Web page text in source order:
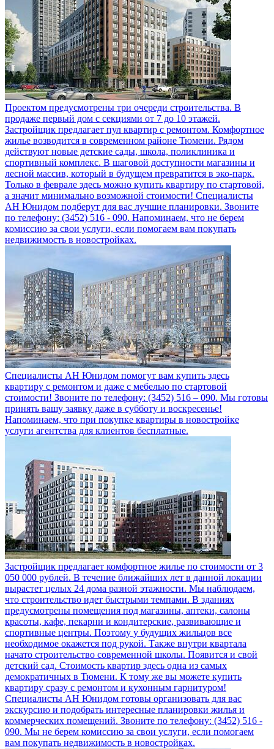
Проектом предусмотрены три очереди строительства. В
продаже первый дом с секциями от 7 до 10 этажей.
Застройщик предлагает пул квартир с ремонтом. Комфортное
жилье возводится в современном районе Тюмени. Рядом
действуют новые детские сады, школа, поликлиника и
спортивный комплекс. В шаговой доступности магазины и
лесной массив, который в будущем превратится в эко-парк.
Только в феврале здесь можно купить квартиру по стартовой,
а значит минимально возможной стоимости! Специалисты
АН Юнидом подберут для вас лучшие планировки. Звоните
по телефону: (3452) 516 - 090. Напоминаем, что не берем
комиссию за свои услуги, если помогаем вам покупать
недвижимость в новостройках.
Специалисты АН Юнидом помогут вам купить здесь
квартиру с ремонтом и даже с мебелью по стартовой
стоимости! Звоните по телефону: (3452) 516 – 090. Мы готовы
принять вашу заявку даже в субботу и воскресенье!
Напоминаем, что при покупке квартиры в новостройке
услуги агентства для клиентов бесплатные.
Застройщик предлагает комфортное жилье по стоимости от 3
050 000 рублей. В течение ближайших лет в данной локации
вырастет целых 24 дома разной этажности. Мы наблюдаем,
что строительство идет быстрыми темпами. В зданиях
предусмотрены помещения под магазины, аптеки, салоны
красоты, кафе, пекарни и кондитерские, развивающие и
спортивные центры. Поэтому у будущих жильцов все
необходимое окажется под рукой. Также внутри квартала
начато строительство современной школы. Появится и свой
детский сад. Стоимость квартир здесь одна из самых
демократичных в Тюмени. К тому же вы можете купить
квартиру сразу с ремонтом и кухонным гарнитуром!
Специалисты АН Юнидом готовы организовать для вас
экскурсию и подобрать интересные планировки жилья и
коммерческих помещений. Звоните по телефону: (3452) 516 -
090. Мы не берем комиссию за свои услуги, если помогаем
вам покупать недвижимость в новостройках.